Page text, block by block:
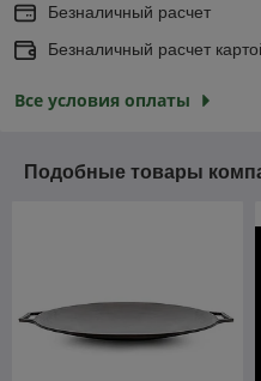
Безналичный расчет
Безналичный расчет
Все условия оплаты
Подобные товары